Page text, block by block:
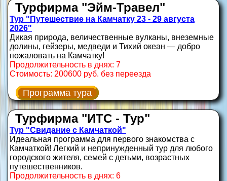
Турфирма "Эйм-Травел"
Тур "Путешествие на Камчатку 23 - 29 августа
2026"
Дикая природа, величественные вулканы, внеземные
долины, гейзеры, медведи и Тихий океан — добро
пожаловать на Камчатку!
Продолжительность в днях: 7
Стоимость: 200600 руб. без переезда
Программа тура
Турфирма "ИТС - Тур"
Тур "Свидание с Камчаткой"
Идеальная программа для первого знакомства с
Камчаткой! Легкий и непринужденный тур для любого
городского жителя, семей с детьми, возрастных
путешественников.
Продолжительность в днях: 6